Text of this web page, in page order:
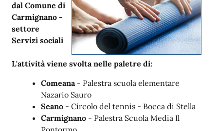
dal Comune di
Carmignano -
settore
Servizi sociali
L'attività viene svolta nelle paletre di:
Comeana- Palestra scuola elementare
Nazario Sauro
Seano - Circolo del tennis - Bocca di Stella
Carmignano - Palestra Scuola Media Il